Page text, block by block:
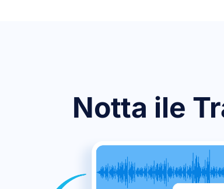
Notta ile